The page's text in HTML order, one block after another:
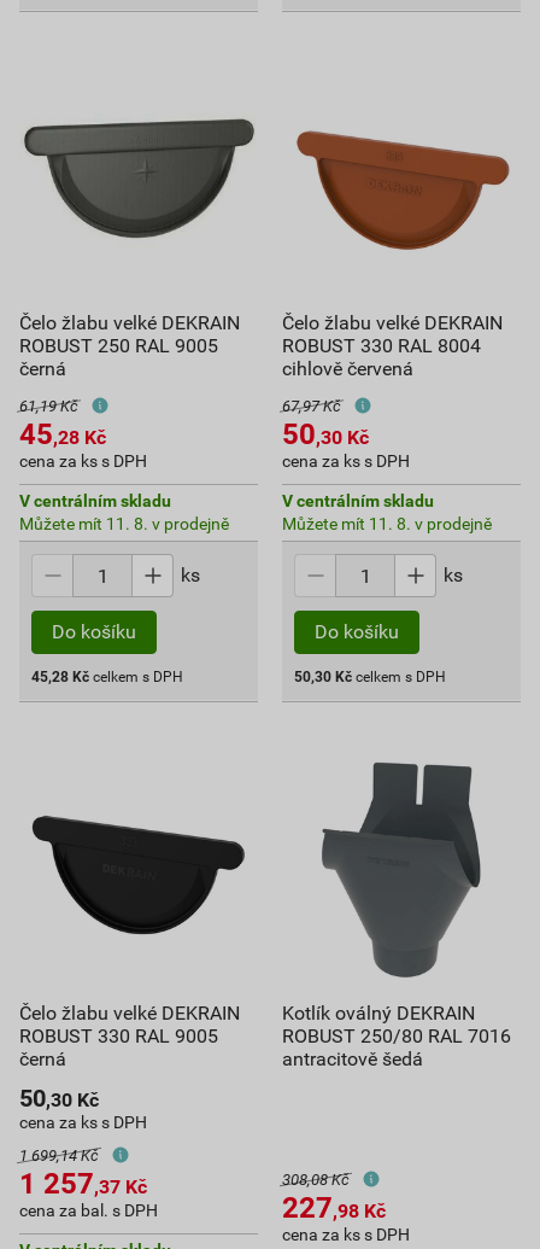
Čelo žlabu velké DEKRAIN
ROBUST 250 RAL 9005
černá
61,19 Kč
45,28 Kč
cena za ks s DPH
V centrálním skladu
Můžete mít 11. 8. v prodejně
ks
Do košíku
45,28 Kč celkem s DPH
Čelo žlabu velké DEKRAIN
ROBUST 330 RAL 8004
cihlově červená
67,97 Kč
50,30 Kč
cena za ks s DPH
V centrálním skladu
Můžete mít 11. 8. v prodejně
ks
Do košíku
50,30 Kč celkem s DPH
Čelo žlabu velké DEKRAIN
ROBUST 330 RAL 9005
černá
50,30 Kč
cena za ks s DPH
1 699,14 Kč
1 257,37 Kč
cena za bal. s DPH
Kotlík oválný DEKRAIN
ROBUST 250/80 RAL 7016
antracitově šedá
308,08 Kč
227,98 Kč
cena za ks s DPH